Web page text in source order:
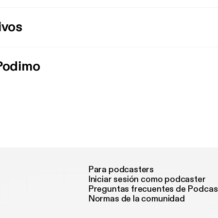
Para podcasters
Iniciar sesión como podcaster
Preguntas frecuentes de
Normas de la comunidad